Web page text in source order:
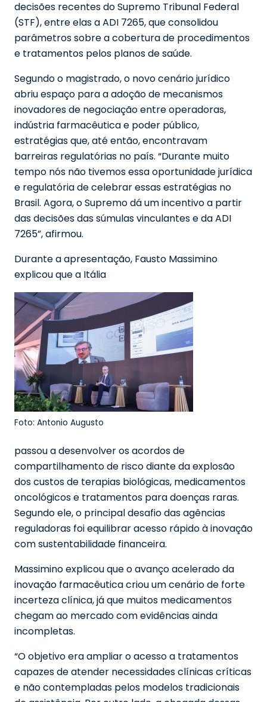
decisões recentes do Supremo Tribunal Federal
(STF), entre elas a ADI 7265, que consolidou
parâmetros sobre a cobertura de procedimentos
e tratamentos pelos planos de saúde.
Segundo o magistrado, o novo cenário jurídico
abriu espaço para a adoção de mecanismos
inovadores de negociação entre operadoras,
indústria farmacêutica e poder público,
estratégias que, até então, encontravam
barreiras regulatórias no país. “Durante muito
tempo nós não tivemos essa oportunidade jurídica
e regulatória de celebrar essas estratégias no
Brasil. Agora, o Supremo dá um incentivo a partir
das decisões das súmulas vinculantes e da ADI
7265”, afirmou.
Durante a apresentação, Fausto Massimino
explicou que a Itália
Foto: Antonio Augusto
passou a desenvolver os acordos de
compartilhamento de risco diante da explosão
dos custos de terapias biológicas, medicamentos
oncológicos e tratamentos para doenças raras.
Segundo ele, o principal desafio das agências
reguladoras foi equilibrar acesso rápido à inovação
com sustentabilidade financeira.
Massimino explicou que o avanço acelerado da
inovação farmacêutica criou um cenário de forte
incerteza clínica, já que muitos medicamentos
chegam ao mercado com evidências ainda
incompletas.
“O objetivo era ampliar o acesso a tratamentos
capazes de atender necessidades clínicas críticas
e não contempladas pelos modelos tradicionais